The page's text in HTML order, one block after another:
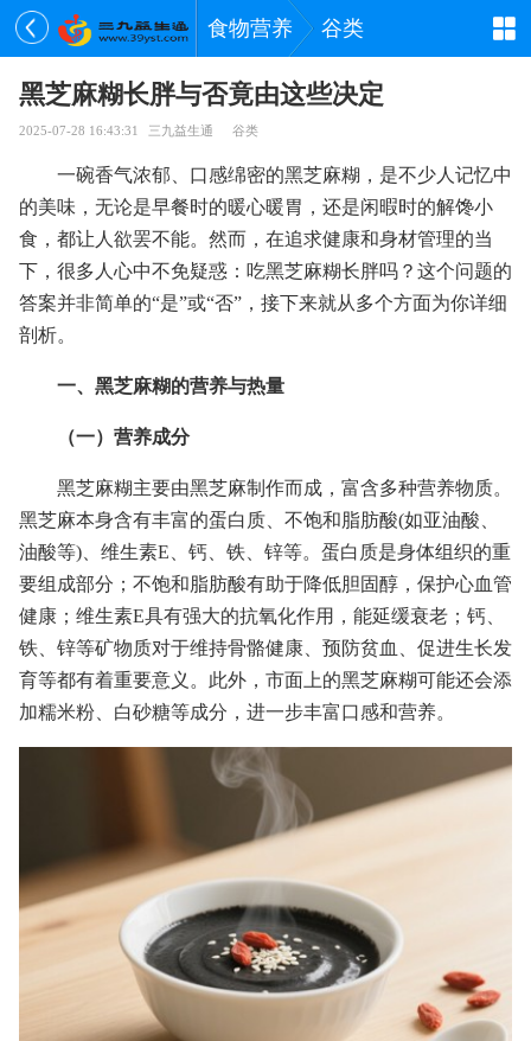
食物营养 谷类
黑芝麻糊长胖与否竟由这些决定
2025-07-28 16:43:31 三九益生通 谷类
一碗香气浓郁、口感绵密的黑芝麻糊，是不少人记忆中
的美味，无论是早餐时的暖心暖胃，还是闲暇时的解馋小
食，都让人欲罢不能。然而，在追求健康和身材管理的当
下，很多人心中不免疑惑：吃黑芝麻糊长胖吗？这个问题的
答案并非简单的“是”或“否”，接下来就从多个方面为你详细
剖析。
一、黑芝麻糊的营养与热量
（一）营养成分
黑芝麻糊主要由黑芝麻制作而成，富含多种营养物质。
黑芝麻本身含有丰富的蛋白质、不饱和脂肪酸(如亚油酸、
油酸等)、维生素E、钙、铁、锌等。蛋白质是身体组织的重
要组成部分；不饱和脂肪酸有助于降低胆固醇，保护心血管
健康；维生素E具有强大的抗氧化作用，能延缓衰老；钙、
铁、锌等矿物质对于维持骨骼健康、预防贫血、促进生长发
育等都有着重要意义。此外，市面上的黑芝麻糊可能还会添
加糯米粉、白砂糖等成分，进一步丰富口感和营养。